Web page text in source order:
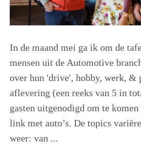
In de maand mei ga ik om de
mensen uit de Automotive
over hun 'drive', hobby, werk, &
aflevering (een reeks van 5 in
gasten uitgenodigd om te
link met auto’s. De topics
weer: van ...